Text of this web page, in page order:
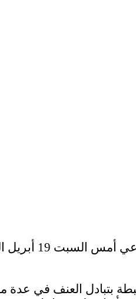
تفاعلت المديرية العامة
بتبادل العنف في